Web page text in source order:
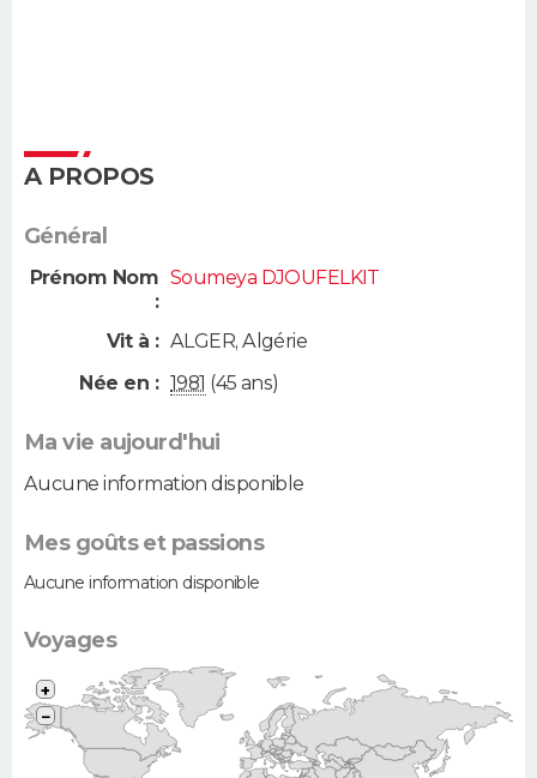
A PROPOS
Général
Prénom Nom
:
Soumeya DJOUFELKIT
Vit à : ALGER,Algérie
Née en : 1981 (45 ans)
Ma vie aujourd'hui
Aucune information disponible
Mes goûts et passions
Aucune information disponible
Voyages
+
−